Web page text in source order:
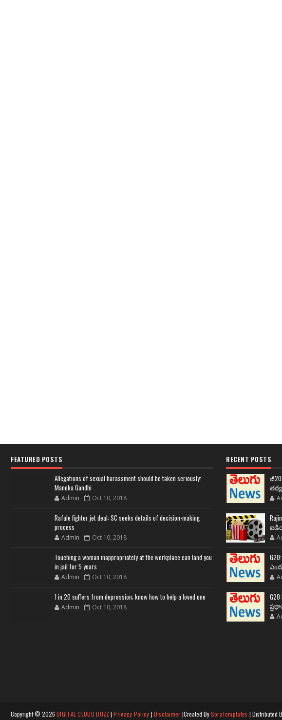
FEATURED POSTS
Allegations of sexual harassment should be taken seriously:
Maneka Gandhi
Admin Oct 10, 2018
Rafale fighter jet deal: SC seeks details of decision-making
process
Admin Oct 10, 2018
Touching a woman inappropriately at the workplace can land you
in jail for 5 years
Admin Oct 10, 2018
1 in 20 suffers from depression; know how to help a loved one
Admin Oct 10, 2018
RECENT POSTS
Copyright © 2026 DIGITAL CLOUD BUZZ|Privacy Policy | Disclaimer |Created BySoraTemplates | Distributed